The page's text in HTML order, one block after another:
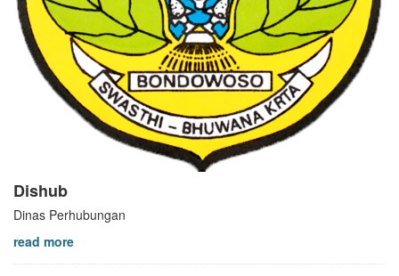
Dishub
Dinas Perhubungan
read more